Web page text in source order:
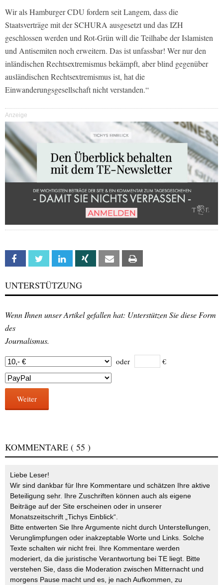
Wir als Hamburger CDU fordern seit Langem, dass die
Staatsverträge mit der SCHURA ausgesetzt und das IZH
geschlossen werden und Rot-Grün will die Teilhabe der Islamisten
und Antisemiten noch erweitern. Das ist unfassbar! Wer nur den
inländischen Rechtsextremismus bekämpft, aber blind gegenüber
ausländischen Rechtsextremismus ist, hat die
Einwanderungsgesellschaft nicht verstanden.“
Anzeige
Facebook Twitter Linkedin Xing Email
UNTERSTÜTZUNG
Wenn Ihnen unser Artikel gefallen hat: Unterstützen Sie diese Form
des
Journalismus.
oder €
Weiter
KOMMENTARE ( 55 )
Liebe Leser!
Wir sind dankbar für Ihre Kommentare und schätzen Ihre aktive
Beteiligung sehr. Ihre Zuschriften können auch als eigene
Beiträge auf der Site erscheinen oder in unserer
Monatszeitschrift „Tichys Einblick“.
Bitte entwerten Sie Ihre Argumente nicht durch Unterstellungen,
Verunglimpfungen oder inakzeptable Worte und Links. Solche
Texte schalten wir nicht frei. Ihre Kommentare werden
moderiert, da die juristische Verantwortung bei TE liegt. Bitte
verstehen Sie, dass die Moderation zwischen Mitternacht und
morgens Pause macht und es, je nach Aufkommen, zu